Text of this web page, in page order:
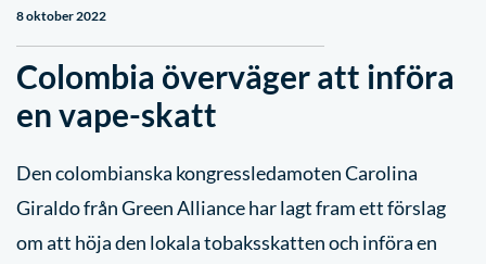
8 oktober 2022
Colombia överväger att införa
en vape-skatt
Den colombianska kongressledamoten Carolina
Giraldo från Green Alliance har lagt fram ett förslag
om att höja den lokala tobaksskatten och införa en